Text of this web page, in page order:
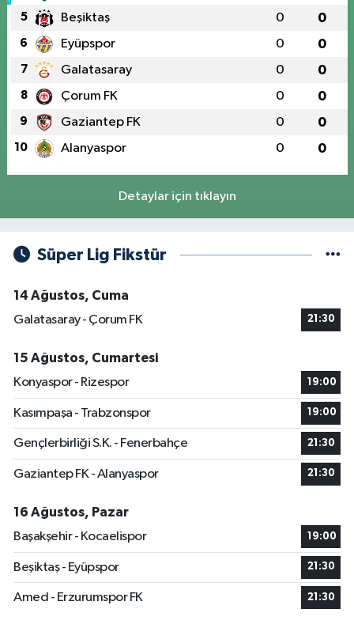
5 Beşiktaş 0 0
6 Eyüpspor 0 0
7 Galatasaray 0 0
8 Çorum FK 0 0
9 Gaziantep FK 0 0
10 Alanyaspor 0 0
Detaylar için tıklayın
Süper Lig Fikstür
14 Ağustos, Cuma
Galatasaray - Çorum FK
21:30
15 Ağustos, Cumartesi
Konyaspor - Rizespor
19:00
Kasımpaşa - Trabzonspor 19:00
Gençlerbirliği S.K. - Fenerbahçe 21:30
Gaziantep FK - Alanyaspor 21:30
16 Ağustos, Pazar
Başakşehir - Kocaelispor
19:00
Beşiktaş - Eyüpspor 21:30
Amed - Erzurumspor FK 21:30